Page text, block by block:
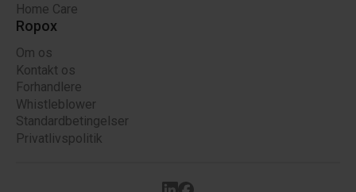
Home Care
Ropox
Om os
Kontakt os
Forhandlere
Whistleblower
Standardbetingelser
Privatlivspolitik